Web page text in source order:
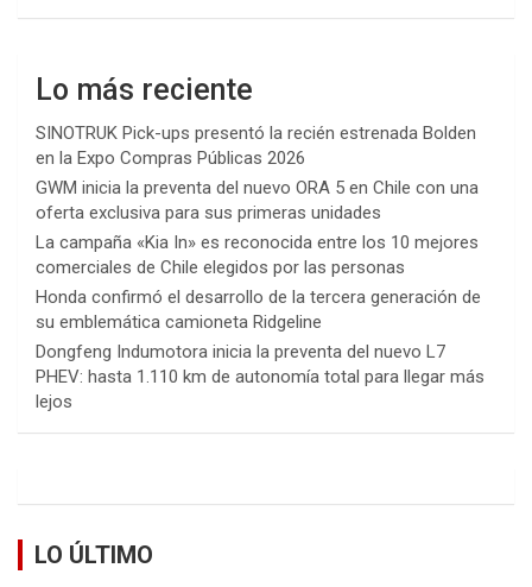
Lo más reciente
SINOTRUK Pick-ups presentó la recién estrenada Bolden
en la Expo Compras Públicas 2026
GWM inicia la preventa del nuevo ORA 5 en Chile con una
oferta exclusiva para sus primeras unidades
La campaña «Kia In» es reconocida entre los 10 mejores
comerciales de Chile elegidos por las personas
Honda confirmó el desarrollo de la tercera generación de
su emblemática camioneta Ridgeline
Dongfeng Indumotora inicia la preventa del nuevo L7
PHEV: hasta 1.110 km de autonomía total para llegar más
lejos
LO ÚLTIMO